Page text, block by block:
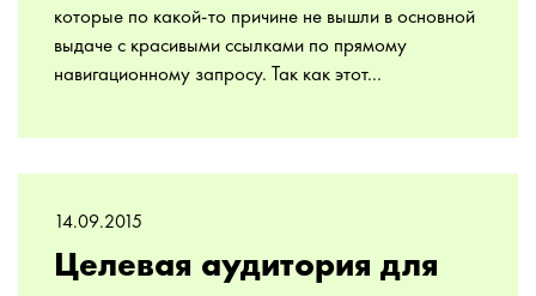
которые по какой-то причине не вышли в основной
выдаче с красивыми ссылками по прямому
навигационному запросу. Так как этот...
14.09.2015
Целевая аудитория для